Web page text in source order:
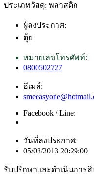
ประเภทวัสดุ: พลาสติก
ผู้ลงประกาศ:
ตุ้ย
หมายเลขโทรศัพท์:
0800502727
อีเมล์:
Facebook / Line:
วันที่ลงประกาศ:
05/08/2013 20:29:00
รับปรึกษาและดำเนินการ